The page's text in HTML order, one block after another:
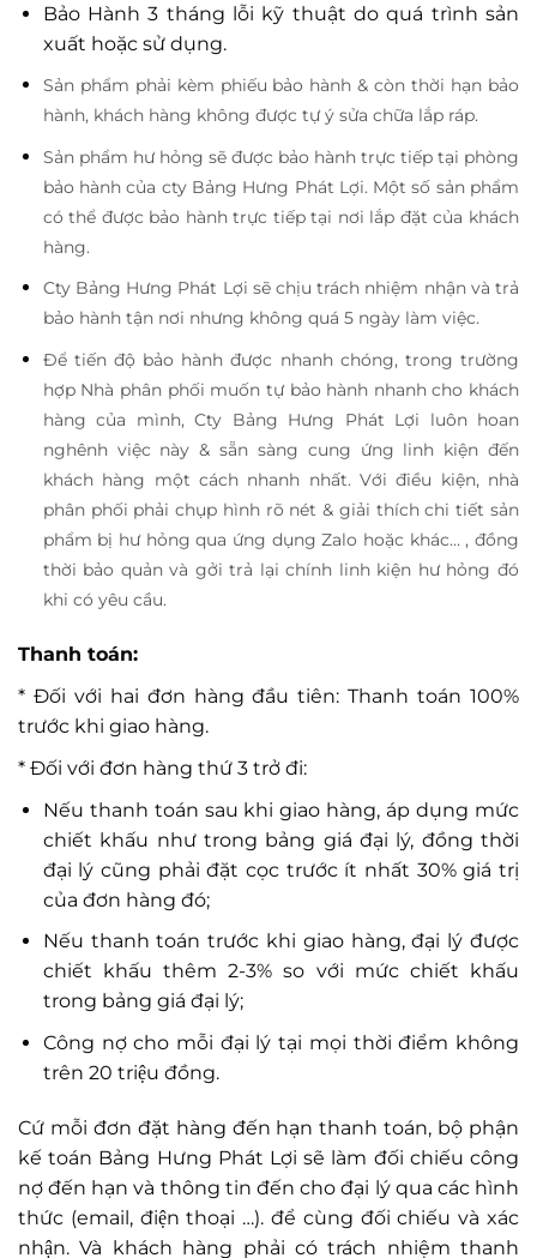
Bảo Hành 3 tháng lỗi kỹ thuật do quá trình sản
xuất hoặc sử dụng.
Sản phẩm phải kèm phiếu bảo hành & còn thời hạn bảo
hành, khách hàng không được tự ý sửa chữa lắp ráp.
Sản phẩm hư hỏng sẽ được bảo hành trực tiếp tại phòng
bảo hành của cty Bảng Hưng Phát Lợi. Một số sản phẩm
có thể được bảo hành trực tiếp tại nơi lắp đặt của khách
hàng.
Cty Bảng Hưng Phát Lợi sẽ chịu trách nhiệm nhận và trả
bảo hành tận nơi nhưng không quá 5 ngày làm việc.
Để tiến độ bảo hành được nhanh chóng, trong trường
hợp Nhà phân phối muốn tự bảo hành nhanh cho khách
hàng của mình, Cty Bảng Hưng Phát Lợi luôn hoan
nghênh việc này & sẵn sàng cung ứng linh kiện đến
khách hàng một cách nhanh nhất. Với điều kiện, nhà
phân phối phải chụp hình rõ nét & giải thích chi tiết sản
phẩm bị hư hỏng qua ứng dụng Zalo hoặc khác… , đồng
thời bảo quản và gởi trả lại chính linh kiện hư hỏng đó
khi có yêu cầu.
Thanh toán:
* Đối với hai đơn hàng đầu tiên: Thanh toán 100%
trước khi giao hàng.
* Đối với đơn hàng thứ 3 trở đi:
Nếu thanh toán sau khi giao hàng, áp dụng mức
chiết khấu như trong bảng giá đại lý, đồng thời
đại lý cũng phải đặt cọc trước ít nhất 30% giá trị
của đơn hàng đó;
Nếu thanh toán trước khi giao hàng, đại lý được
chiết khấu thêm 2-3% so với mức chiết khấu
trong bảng giá đại lý;
Công nợ cho mỗi đại lý tại mọi thời điểm không
trên 20 triệu đồng.
Cứ mỗi đơn đặt hàng đến hạn thanh toán, bộ phận
kế toán Bảng Hưng Phát Lợi sẽ làm đối chiếu công
nợ đến hạn và thông tin đến cho đại lý qua các hình
thức (email, điện thoại …). để cùng đối chiếu và xác
nhận. Và khách hàng phải có trách nhiệm thanh